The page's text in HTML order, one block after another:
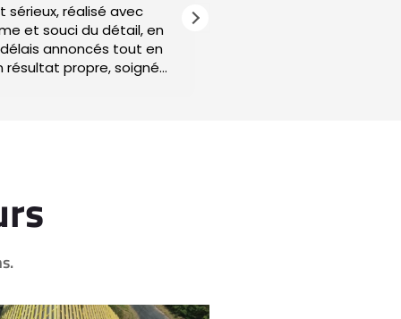
sérieux, réalisé avec
et souci du détail, en
résultat propre, soigné